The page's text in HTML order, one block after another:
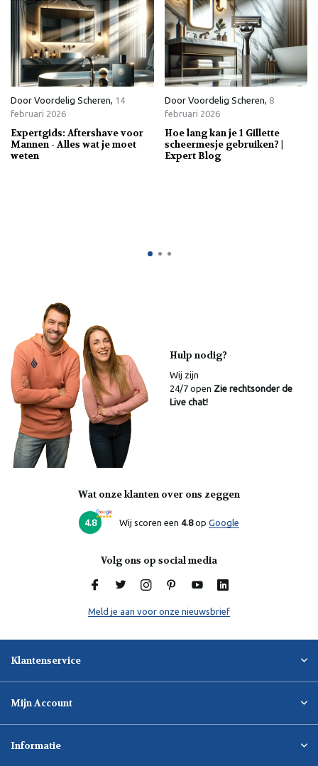
Door Voordelig Scheren, 14
februari 2026
Expertgids: Aftershave voor
Mannen - Alles wat je moet
weten
Door Voordelig Scheren, 8
februari 2026
Hoe lang kan je 1 Gillette
scheermesje gebruiken? |
Expert Blog
Hulp nodig?
Wij zijn
24/7 open Zie rechtsonder de
Live chat!
Wat onze klanten over ons zeggen
4.8 Wij scoren een 4.8op Google
Volg ons op social media
Meld je aan voor onze nieuwsbrief
Klantenservice
Mijn Account
Informatie
Online